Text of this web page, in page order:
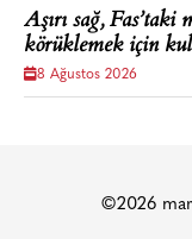
Aşırı sağ, Fas’taki
körüklemek için
8 Ağustos 2026
©2026